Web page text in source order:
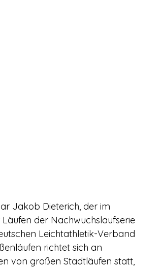
Jakob Dieterich, der im
der Nachwuchslaufserie
Leichtathletik-Verband
richtet sich an
von großen Stadtläufen statt,